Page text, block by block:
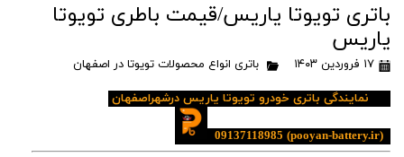
باتری تویوتا یاریس/قیمت باطری تویوتا
یاریس
۱۷ فروردین ۱۴۰۳ باتری انواع محصولات تویوتا در اصفهان
نمایندگی باتری خودرو تویوتا یاریس درشهراصفهان
(pooyan-battery.ir)
09137118985